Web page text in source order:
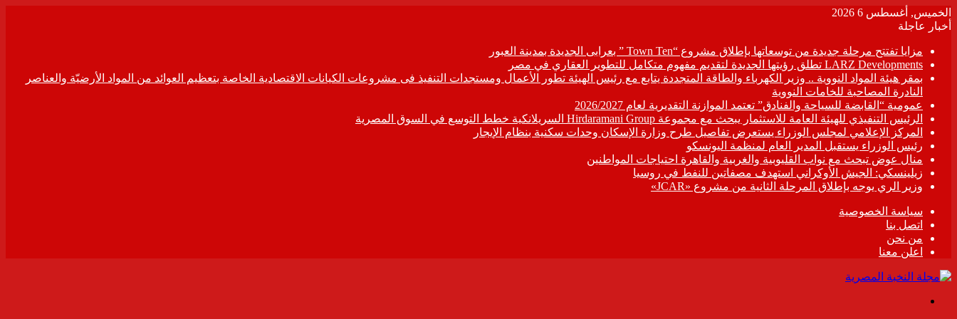
الخميس, أغسطس 6 2026
أخبار عاجلة
مزايا تفتتح مرحلة جديدة من توسعاتها بإطلاق مشروع “Town Ten ” بعرابى الجديدة بمدينة العبور
LARZ Developments تطلق رؤيتها الجديدة لتقديم مفهوم متكامل للتطوير العقاري في مصر
بمقر هيئة المواد النووية .. وزير الكهرباء والطاقة المتجددة يتابع مع رئيس الهيئة تطور الأعمال ومستجدات التنفيذ فى مشروعات الكيانات الاقتصادية الخاصة بتعظيم العوائد من المواد الأرضيّة والعناصر
النادرة المصاحبة للخامات النووية
عمومية “القابضة للسياحة والفنادق” تعتمد الموازنة التقديرية لعام 2026/2027
الرئيس التنفيذي للهيئة العامة للاستثمار يبحث مع مجموعة Hirdaramani Group السريلانكية خطط التوسع في السوق المصرية
المركز الإعلامي لمجلس الوزراء يستعرض تفاصيل طرح وزارة الإسكان وحدات سكنية بنظام الإيجار
رئيس الوزراء يستقبل المدير العام لمنظمة اليونسكو
منال عوض تبحث مع نواب القليوبية والغربية والقاهرة احتياجات المواطنين
زيلينسكي: الجيش الأوكراني استهدف مصفاتين للنفط في روسيا
وزير الري يوجه بإطلاق المرحلة الثانية من مشروع «JCAR»
سياسة الخصوصية
اتصل بنا
من نحن
اعلن معنا